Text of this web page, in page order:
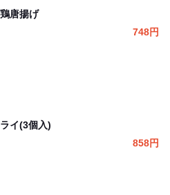
唐揚げ
748円
イ(3個入)
858円